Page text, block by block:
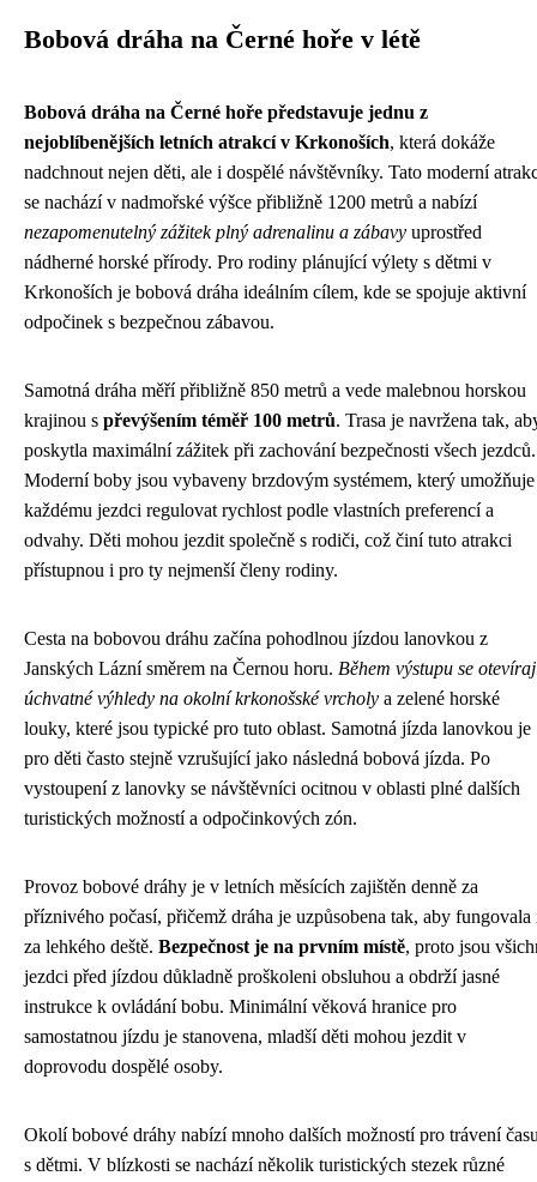
Bobová dráha na Černé hoře v létě
Bobová dráha na Černé hoře představuje jednu z
nejoblíbenějších letních atrakcí v Krkonoších, která dokáže
nadchnout nejen děti, ale i dospělé návštěvníky. Tato moderní
se nachází v nadmořské výšce přibližně 1200 metrů a nabízí
nezapomenutelný zážitek plný adrenalinu a zábavy uprostřed
nádherné horské přírody. Pro rodiny plánující výlety s dětmi v
Krkonoších je bobová dráha ideálním cílem, kde se spojuje aktivní
odpočinek s bezpečnou zábavou.
Samotná dráha měří přibližně 850 metrů a vede malebnou horskou
krajinou s převýšením téměř 100 metrů. Trasa je navržena tak,
poskytla maximální zážitek při zachování bezpečnosti všech jezdců.
Moderní boby jsou vybaveny brzdovým systémem, který umožňuje
každému jezdci regulovat rychlost podle vlastních preferencí a
odvahy. Děti mohou jezdit společně s rodiči, což činí tuto atrakci
přístupnou i pro ty nejmenší členy rodiny.
Cesta na bobovou dráhu začína pohodlnou jízdou lanovkou z
Janských Lázní směrem na Černou horu. Během výstupu se
úchvatné výhledy na okolní krkonošské vrcholy a zelené horské
louky, které jsou typické pro tuto oblast. Samotná jízda lanovkou je
pro děti často stejně vzrušující jako následná bobová jízda. Po
vystoupení z lanovky se návštěvníci ocitnou v oblasti plné dalších
turistických možností a odpočinkových zón.
Provoz bobové dráhy je v letních měsících zajištěn denně za
příznivého počasí, přičemž dráha je uzpůsobena tak, aby fungovala
za lehkého deště. Bezpečnost je na prvním místě, proto jsou
jezdci před jízdou důkladně proškoleni obsluhou a obdrží jasné
instrukce k ovládání bobu. Minimální věková hranice pro
samostatnou jízdu je stanovena, mladší děti mohou jezdit v
doprovodu dospělé osoby.
Okolí bobové dráhy nabízí mnoho dalších možností pro trávení
s dětmi. V blízkosti se nachází několik turistických stezek různé